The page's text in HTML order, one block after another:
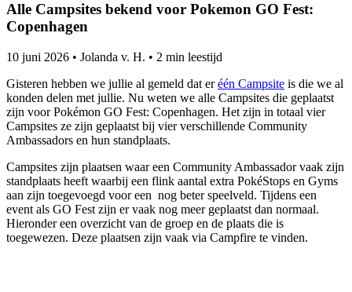
Alle Campsites bekend voor Pokemon GO Fest:
Copenhagen
10 juni 2026 • Jolanda v. H. • 2 min leestijd
Gisteren hebben we jullie al gemeld dat eréén Campsite is die we al
konden delen met jullie. Nu weten we alle Campsites die geplaatst
zijn voor Pokémon GO Fest: Copenhagen. Het zijn in totaal vier
Campsites ze zijn geplaatst bij vier verschillende Community
Ambassadors en hun standplaats.
Campsites zijn plaatsen waar een Community Ambassador vaak zijn
standplaats heeft waarbij een flink aantal extra PokéStops en Gyms
aan zijn toegevoegd voor een nog beter speelveld. Tijdens een
event als GO Fest zijn er vaak nog meer geplaatst dan normaal.
Hieronder een overzicht van de groep en de plaats die is
toegewezen. Deze plaatsen zijn vaak via Campfire te vinden.